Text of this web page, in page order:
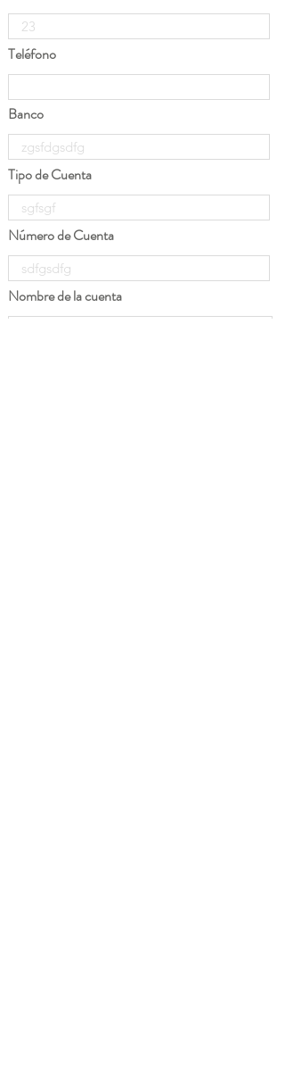
Teléfono
Banco
Tipo de Cuenta
Número de Cuenta
Nombre de la cuenta